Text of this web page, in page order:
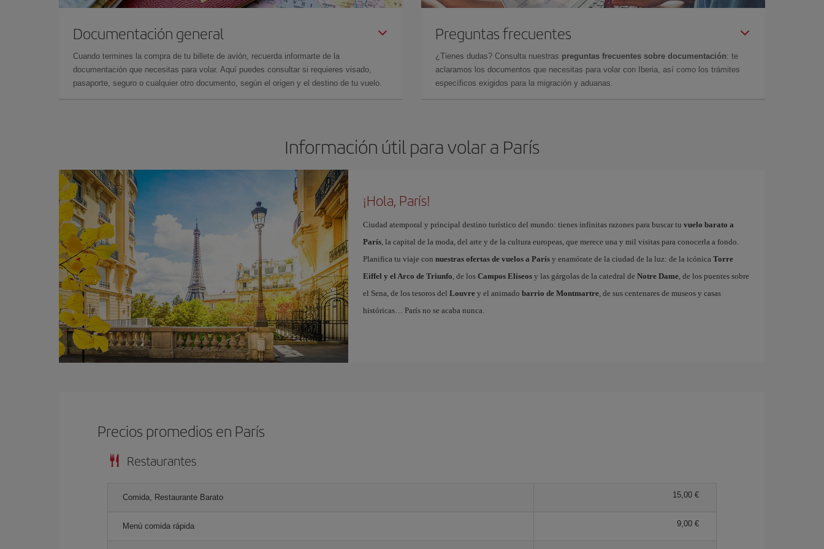
Documentación general
Cuando termines la compra de tu billete de avión, recuerda informarte de la
documentación que necesitas para volar. Aquí puedes consultar si requieres visado,
pasaporte, seguro o cualquier otro documento, según el origen y el destino de tu vuelo.
Preguntas frecuentes
¿Tienes dudas? Consulta nuestras preguntas frecuentes sobre documentación: te
aclaramos los documentos que necesitas para volar con Iberia, así como los trámites
específicos exigidos para la migración y aduanas.
Información útil para volar a París
¡Hola, París!
Ciudad atemporal y principal destino turístico del mundo: tienes infinitas razones para buscar tu vuelo barato a
París, la capital de la moda, del arte y de la cultura europeas, que merece una y mil visitas para conocerla a fondo.
Planifica tu viaje con nuestras ofertas de vuelos a Parísy enamórate de la ciudad de la luz: de la icónica Torre
Eiffel y el Arco de Triunfo, de los Campos Elíseosy las gárgolas de la catedral de Notre Dame, de los puentes sobre
el Sena, de los tesoros del Louvrey el animado barrio de Montmartre, de sus centenares de museos y casas
históricas… París no se acaba nunca.
Precios promedios en París
Restaurantes
Comida, Restaurante Barato 15,00 €
Menú comida rápida 9,00 €